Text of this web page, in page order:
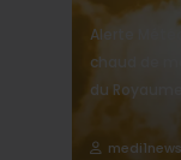
Alerte
chaud de
du Royaume